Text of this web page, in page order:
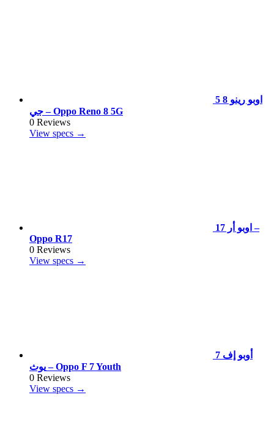
اوبو رينو 8 5
جي – Oppo Reno 8 5G
0 Reviews
View specs →
اوبو أر 17 –
Oppo R17
0 Reviews
View specs →
أوبو إف 7
يوث – Oppo F 7 Youth
0 Reviews
View specs →